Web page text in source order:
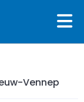
Vennep